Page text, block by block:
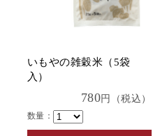
いもやの雑穀米（5袋
入）
780円（税込）
数量：